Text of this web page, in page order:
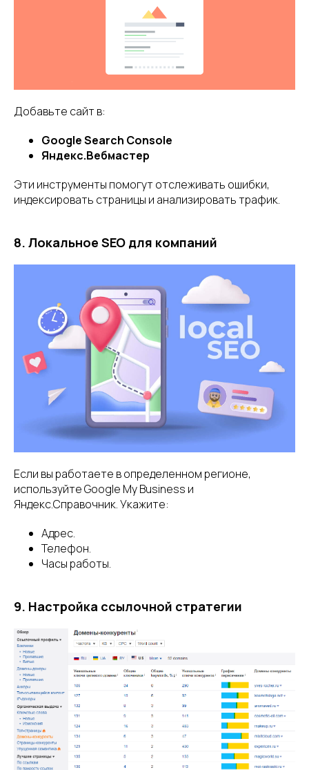
Добавьте сайт в:
Google Search Console
Яндекс.Вебмастер
Эти инструменты помогут отслеживать ошибки,
индексировать страницы и анализировать трафик.
8. Локальное SEO для компаний
Если вы работаете в определенном регионе,
используйте Google My Business и
Яндекс.Справочник. Укажите:
Адрес.
Телефон.
Часы работы.
9. Настройка ссылочной стратегии